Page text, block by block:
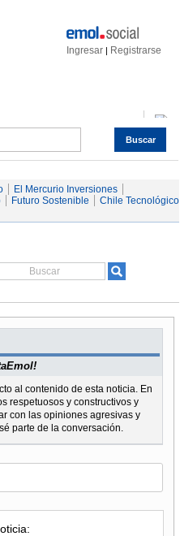
Ingresar | Registrarse
Buscar
Servicios
El Mercurio Inversiones
Futuro Sostenible
Chile Tecnológico
al contenido de esta noticia. En
respetuosos y constructivos y
con las opiniones agresivas y
parte de la conversación.